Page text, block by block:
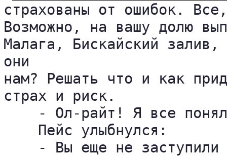
страхованы от ошибок.
Возможно, на вашу долю
Малага, Бискайский
они
нам? Решать что и как
страх и риск.
- Ол-райт! Я все
    Пейс улыбнулся:
- Вы еще не